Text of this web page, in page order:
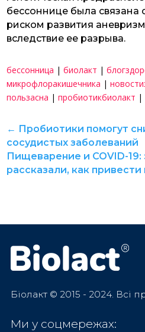
бессоннице была
риском развития
вследствие ее разрыва.
бессонница |биолакт |
микрофлоракишечника |
пользасна |пробиотикбиолакт |
← Пробиотики помогут
сосудистых заболеваний
Пищеварение и COVID-19:
рассказали, как
Біолакт © 2015 - 2024. Всі
Ми у соцмережах: